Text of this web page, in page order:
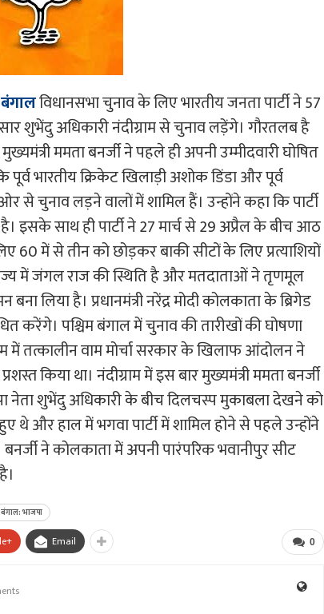
विधानसभा चुनाव के लिए भारतीय जनता पार्टी ने 57
शुभेंदु अधिकारी नंदीग्राम से चुनाव लड़ेंगे। गौरतलब है
ममता बनर्जी ने पहले ही अपनी उम्मीदवारी घोषित
भारतीय क्रिकेट खिलाड़ी अशोक डिंडा और पूर्व
से चुनाव लड़ने वालों में शामिल हैं। उन्होंने कहा कि पार्टी
साथ ही पार्टी ने 27 मार्च से 29 अप्रैल के बीच आठ
में से तीन को छोड़कर बाकी सीटों के लिए प्रत्याशियों
में जंगल राज की स्थिति है और मतदाताओं ने तृणमूल
लिया है। प्रधानमंत्री नरेंद्र मोदी कोलकाता के ब्रिगेड
करेंगे। पश्चिम बंगाल में चुनाव की तारीखों की घोषणा
में तत्कालीन वाम मोर्चा सरकार के खिलाफ आंदोलन ने
किया था। नंदीग्राम में इस बार मुख्यमंत्री ममता बनर्जी
नेता शुभेंदु अधिकारी के बीच दिलचस्प मुकाबला देखने को
थे और हाल में भगवा पार्टी में शामिल होने से पहले उन्होंने
ने कोलकाता में अपनी पारंपरिक भवानीपुर सीट
बंगाल: भाजपा
0
Email